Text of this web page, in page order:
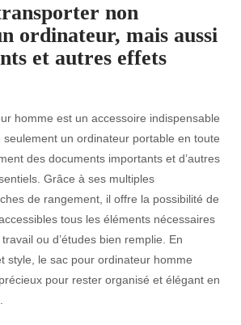
non
ordinateur, mais aussi
et autres effets
homme est un accessoire indispensable
un ordinateur portable en toute
des documents importants et d’autres
Grâce à ses multiples
de rangement, il offre la possibilité de
tous les éléments nécessaires
ou d’études bien remplie. En
style, le sac pour ordinateur homme
pour rester organisé et élégant en